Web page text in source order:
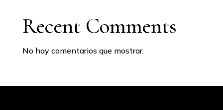
Recent Comments
No hay comentarios que mostrar.